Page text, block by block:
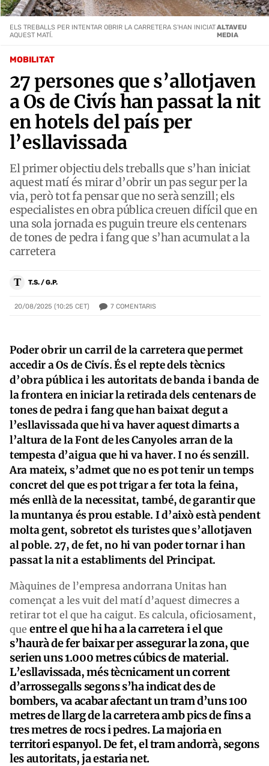
MOBILITAT
27 persones que s’allotjaven
a Os de Civís han passat la nit
en hotels del país per
l’esllavissada
El primer objectiu dels treballs que s’han iniciat
aquest matí és mirar d’obrir un pas segur per la
via, però tot fa pensar que no serà senzill; els
especialistes en obra pública creuen difícil que en
una sola jornada es puguin treure els centenars
de tones de pedra i fang que s’han acumulat a la
carretera
T T.S. / G.P.
20/08/2025 (10:25 CET) 7 COMENTARIS
ELS TREBALLS PER INTENTAR OBRIR LA CARRETERA S'HAN INICIAT
AQUEST MATÍ.
ALTAVEU
MEDIA
Poder obrir un carril de la carretera quepermet
accedir aOs de Civís. És el reptedels tècnics
d’obra pública i les autoritats de banda i banda de
la frontera en iniciar la retirada dels centenars de
tones de pedra i fang que han baixat degut a
l’esllavissada que hi va haver aquest dimarts a
l’altura de la Font de les Canyoles arran de la
tempesta d’aigua que hi va haver.I no és senzill.
Ara mateix, s’admet que no es pot tenir un temps
concret del que es pot trigar a fer tota la feina,
més enllà de la necessitat, també, de garantir que
la muntanya és prou estable. I d’això està pendent
molta gent, sobretot els turistes que s’allotjaven
al poble. 27, de fet, no hi van poder tornar i han
passat la nit a establiments del Principat.
Màquines de l’empresa andorrana Unitas han
començat a les vuit del matí d’aquest dimecres a
retirar tot el que ha caigut. Es calcula, oficiosament,
que entre el que hi ha a la carretera i el que
s’haurà de fer baixar per assegurar la zona, que
serien uns 1.000metres cúbicsde material.
L’esllavissada, més tècnicament un corrent
d’arrossegalls segons s’ha indicat des de
bombers, va acabar afectant un tram d’uns 100
metres de llarg de la carretera amb pics de fins a
tres metres de rocs i pedres. La majoria en
territori espanyol. De fet, el tram andorrà, segons
les autoritats, ja estaria net.